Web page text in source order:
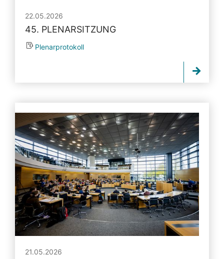
22.05.2026
45. PLENARSITZUNG
Plenarprotokoll
21.05.2026